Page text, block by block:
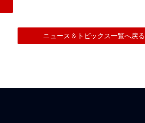
ニュース＆トピックス一覧へ戻る